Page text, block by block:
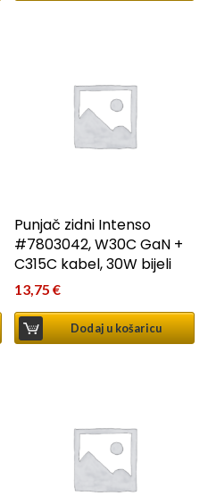
Punjač zidni Intenso
#7803042, W30C GaN +
C315C kabel, 30W bijeli
13,75€
Dodaj u košaricu